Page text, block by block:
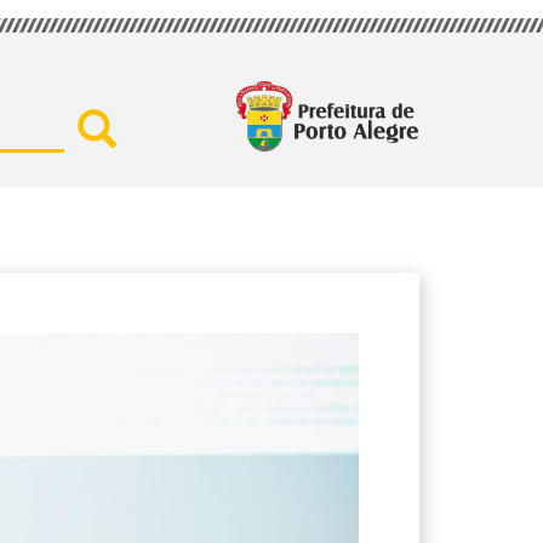
Buscar por secretaria,